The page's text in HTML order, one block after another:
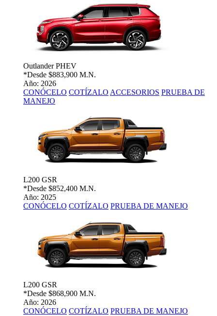
Outlander PHEV
*Desde $883,900 M.N.
Año: 2026
CONÓCELO COTÍZALO ACCESORIOS PRUEBA DE
MANEJO
L200 GSR
*Desde $852,400 M.N.
Año: 2025
CONÓCELO COTÍZALO PRUEBA DE MANEJO
L200 GSR
*Desde $868,900 M.N.
Año: 2026
CONÓCELO COTÍZALO PRUEBA DE MANEJO